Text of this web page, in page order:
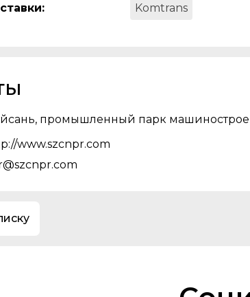
: Komtrans
промышленный парк
www.szcnpr.com